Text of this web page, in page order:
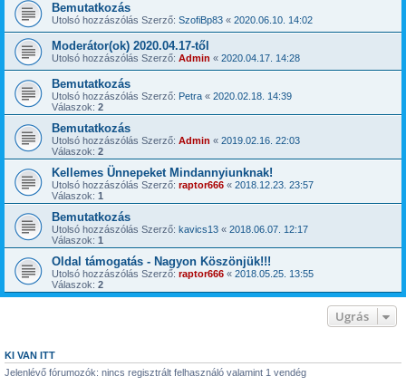
Bemutatkozás
Utolsó hozzászólás Szerző: SzofiBp83 « 2020.06.10. 14:02
Moderátor(ok) 2020.04.17-től
Utolsó hozzászólás Szerző: Admin « 2020.04.17. 14:28
Bemutatkozás
Utolsó hozzászólás Szerző: Petra « 2020.02.18. 14:39
Válaszok: 2
Bemutatkozás
Utolsó hozzászólás Szerző: Admin « 2019.02.16. 22:03
Válaszok: 2
Kellemes Ünnepeket Mindannyiunknak!
Utolsó hozzászólás Szerző: raptor666 « 2018.12.23. 23:57
Válaszok: 1
Bemutatkozás
Utolsó hozzászólás Szerző: kavics13 « 2018.06.07. 12:17
Válaszok: 1
Oldal támogatás - Nagyon Köszönjük!!!
Utolsó hozzászólás Szerző: raptor666 « 2018.05.25. 13:55
Válaszok: 2
Ugrás
KI VAN ITT
Jelenlévő fórumozók: nincs regisztrált felhasználó valamint 1 vendég